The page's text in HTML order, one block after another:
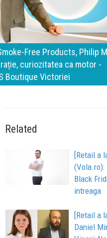
140 de ani de Mercedes-
important „test al timpului”
cu aceeași responsabilitate
calitate
Related
[Retail a
(Vola.ro):
Black
intreaga
[Retail a
Daniel